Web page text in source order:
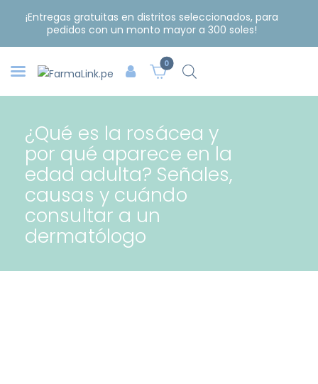
¡Entregas gratuitas en distritos seleccionados, para
pedidos con un monto mayor a 300 soles!
0
¿Qué es la rosácea y
por qué aparece en la
edad adulta? Señales,
causas y cuándo
consultar a un
dermatólogo